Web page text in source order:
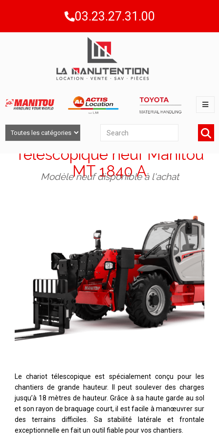
03.23.27.31.00
Télescopique neuf Manitou
MT 1840 A
Modèle neuf disponible à l'achat​
Le chariot télescopique est spécialement conçu pour les
chantiers de grande hauteur. Il peut soulever des charges
jusqu’à 18 mètres de hauteur. Grâce à sa haute garde au sol
et son rayon de braquage court, il est facile à manœuvrer sur
des terrains difficiles. Sa stabilité latérale et frontale
exceptionnelle en fait un outil fiable pour vos chantiers.